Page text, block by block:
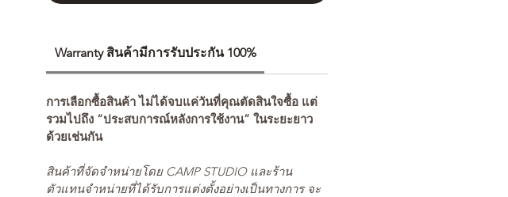
Warranty สินค้ามีการรับประกัน 100%
การเลือกซื้อสินค้า ไม่ได้จบแค่วันที่คุณตัดสินใจซื้อ แต่
รวมไปถึง “ประสบการณ์หลังการใช้งาน” ในระยะยาว
ด้วยเช่นกัน
สินค้าที่จัดจำหน่ายโดย CAMP STUDIO และร้าน
ตัวแทนจำหน่ายที่ได้รับการแต่งตั้งอย่างเป็นทางการ จะ